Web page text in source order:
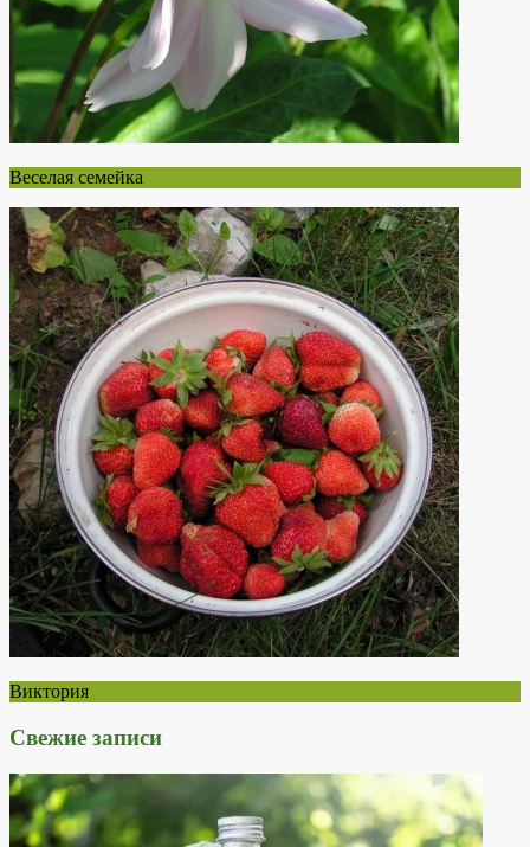
Веселая семейка
Виктория
Свежие записи